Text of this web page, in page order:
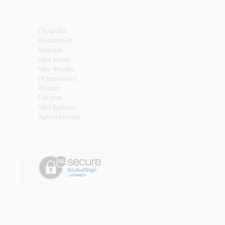
Γλυφάδα
Ηλιούπολη
Κηφισιά
Νέα Ιωνία
Νέο Ψυχικό
Πετρούπολη
Άλιμος
Γαλάτσι
Νέα Σμύρνη
Αμπελόκηποι